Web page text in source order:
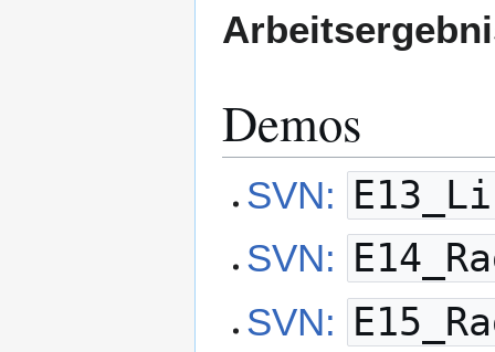
Demos
SVN:
SVN:
SVN: